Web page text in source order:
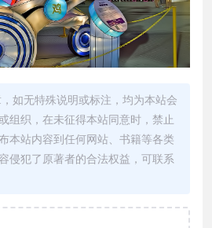
如无特殊说明或标注，均为本站会
组织，在未征得本站同意时，禁止
本站内容到任何网站、书籍等各类
侵犯了原著者的合法权益，可联系